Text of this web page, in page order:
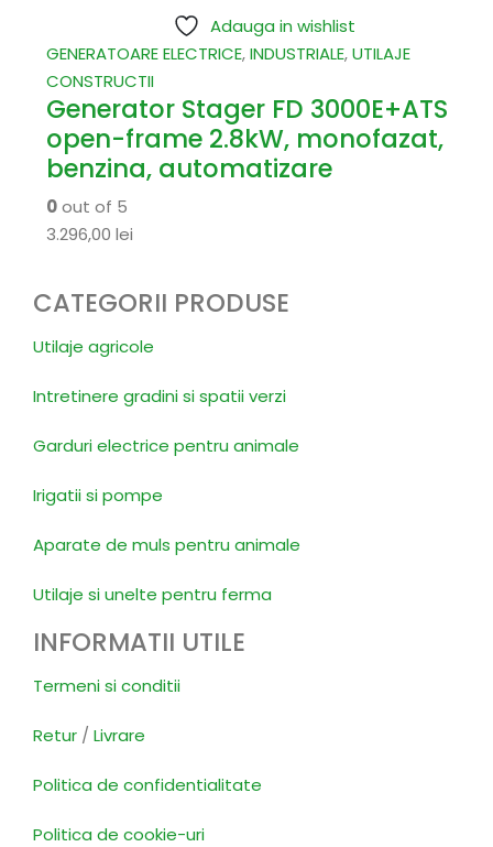
Adauga in wishlist
GENERATOARE ELECTRICE,INDUSTRIALE,UTILAJE
CONSTRUCTII
Generator Stager FD 3000E+ATS
open-frame 2.8kW, monofazat,
benzina, automatizare
0out of 5
3.296,00 lei
CATEGORII PRODUSE
Utilaje agricole
Intretinere gradini si spatii verzi
Garduri electrice pentru animale
Irigatii si pompe
Aparate de muls pentru animale
Utilaje si unelte pentru ferma
INFORMATII UTILE
Termeni si conditii
Retur / Livrare
Politica de confidentialitate
Politica de cookie-uri